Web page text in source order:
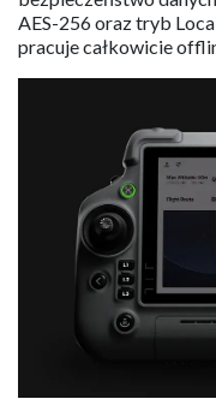
AES-256 oraz tryb
pracuje całkowicie